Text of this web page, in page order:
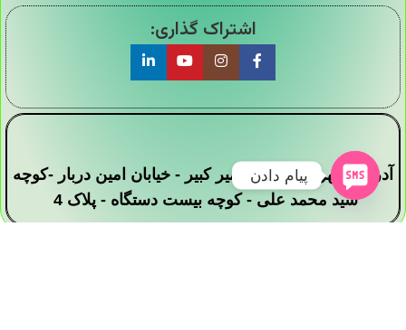
اشتراک گذاری:
آدرس : تهران - خیابان امیر کبیر - خیابان امین دربار -کوچه
سید محمد علی - کوچه بیست دستگاه - پلاک 4
پیام دادن